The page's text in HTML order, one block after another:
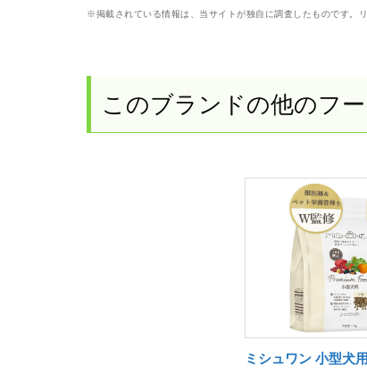
※掲載されている情報は、当サイトが独自に調査したものです。
このブランドの他のフ
ミシュワン 小型犬用